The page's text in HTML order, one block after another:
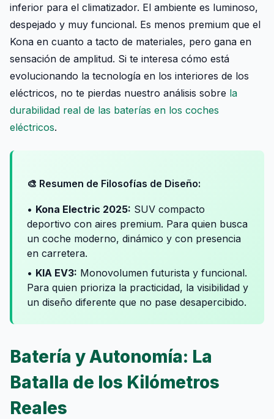
inferior para el climatizador. El ambiente es luminoso,
despejado y muy funcional. Es menos premium que el
Kona en cuanto a tacto de materiales, pero gana en
sensación de amplitud. Si te interesa cómo está
evolucionando la tecnología en los interiores de los
eléctricos, no te pierdas nuestro análisis sobre la
durabilidad real de las baterías en los coches
eléctricos.
🎨 Resumen de Filosofías de Diseño:
• Kona Electric 2025: SUV compacto
deportivo con aires premium. Para quien busca
un coche moderno, dinámico y con presencia
en carretera.
• KIA EV3: Monovolumen futurista y funcional.
Para quien prioriza la practicidad, la visibilidad y
un diseño diferente que no pase desapercibido.
Batería y Autonomía: La
Batalla de los Kilómetros
Reales